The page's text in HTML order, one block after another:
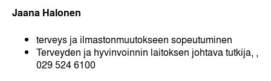
Jaana Halonen
terveys ja ilmastonmuutokseen sopeutuminen
Terveyden ja hyvinvoinnin laitoksen johtava tutkija, ,
029 524 6100